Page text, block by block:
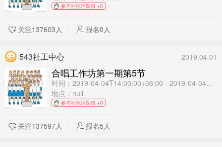
参与社区活跃值 +0
关注137603人 报名0人
543社工中心 2019.04.01
合唱工作坊第一期第5节
时间：2019-04-04T14:00:00+08:00 - 2019-04-04T16:00:00+08:00
地点：null
参与社区活跃值 +0
关注137597人 报名5人